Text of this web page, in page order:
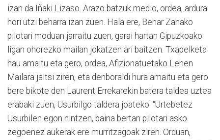
izan da Iñaki Lizaso. Arazo batzuk medio, ordea, ardura
hori utzi beharra izan zuen. Hala ere, Behar Zanako
pilotari moduan jarraitu zuen, garai hartan Gipuzkoako
ligan ohorezko mailan jokatzen ari baitzen. Txapelketa
hau amaitu eta gero, ordea, Afizionatuetako Lehen
Mailara jaitsi ziren, eta denboraldi hura amaitu eta gero
bere bikote den Laurent Errekarekin batera taldea uztea
erabaki zuen, Usurbilgo taldera joateko: “Urtebetez
Usurbilen egon nintzen, baina bertan pilotari asko
zegoenez aukerak ere murritzagoak ziren. Orduan,